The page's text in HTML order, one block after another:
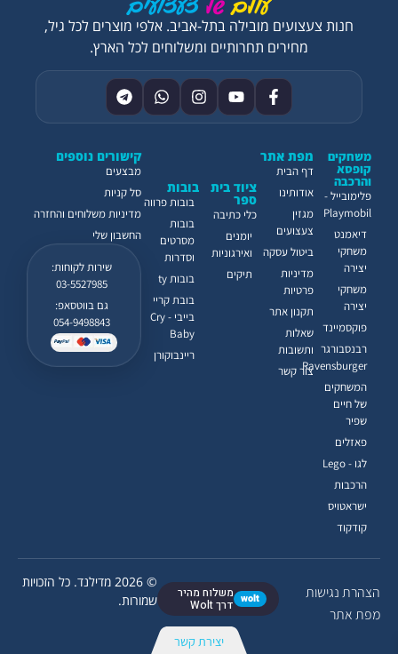
הצהרת נגישות
מפת אתר
wolt משלוח מהיר
דרך Wolt
© 2026 מדילנד. כל הזכויות
שמורות.
קישורים נוספים
מבצעים
סל קניות
מדיניות משלוחים והחזרה
החשבון שלי
שירות לקוחות:
03-5527985
גם בווטסאפ:
054-9498843
ציוד בית
ספר
כלי כתיבה
יומנים
ואירגוניות
תיקים
בובות
בובות פרווה
בובות
מסרטים
וסדרות
בובות ty
בובת קריי
בייבי - Cry
Baby
ריינבוקורן
משחקים
קופסא
והרכבה
פלימובייל -
Playmobil
דיאמנט
משחקי
יצירה
משחקי
יצירה
פוקסמיינד
רבנסבורגר
Ravensburger
המשחקים
של חיים
שפיר
פאזלים
לגו - Lego
הרכבות
ישראטויס
קודקוד
מפת אתר
דף הבית
אודותינו
מגזין
צעצועים
ביטול עסקה
מדיניות
פרטיות
תקנון אתר
שאלות
ותשובות
צור קשר
חנות צעצועים מובילה בתל-אביב. אלפי מוצרים לכל גיל,
מחירים תחרותיים ומשלוחים לכל הארץ.
יצירת קשר